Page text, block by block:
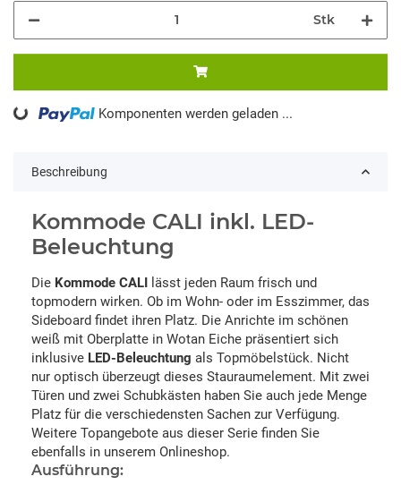
Stk
Loading... Komponenten werden geladen ...
Beschreibung
Kommode CALI inkl. LED-
Beleuchtung
Die Kommode CALI lässt jeden Raum frisch und
topmodern wirken. Ob im Wohn- oder im Esszimmer, das
Sideboard findet ihren Platz. Die Anrichte im schönen
weiß mit Oberplatte in Wotan Eiche präsentiert sich
inklusive LED-Beleuchtung als Topmöbelstück. Nicht
nur optisch überzeugt dieses Stauraumelement. Mit zwei
Türen und zwei Schubkästen haben Sie auch jede Menge
Platz für die verschiedensten Sachen zur Verfügung.
Weitere Topangebote aus dieser Serie finden Sie
ebenfalls in unserem Onlineshop.
Ausführung: